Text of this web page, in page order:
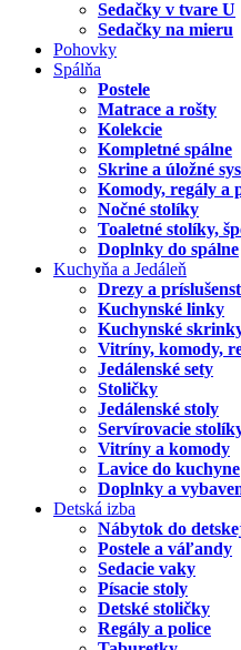
Sedačky v tvare U
Sedačky na mieru
Pohovky
Spálňa
Postele
Matrace a rošty
Kolekcie
Kompletné spálne
Skrine a úložné
Komody, regály a
Nočné stolíky
Toaletné stolíky,
Doplnky do spálne
Kuchyňa a Jedáleň
Drezy a
Kuchynské linky
Kuchynské
Vitríny, komody,
Jedálenské sety
Stoličky
Jedálenské stoly
Servírovacie
Vitríny a komody
Lavice do kuchyne
Doplnky a
Detská izba
Nábytok do
Postele a váľandy
Sedacie vaky
Písacie stoly
Detské stoličky
Regály a police